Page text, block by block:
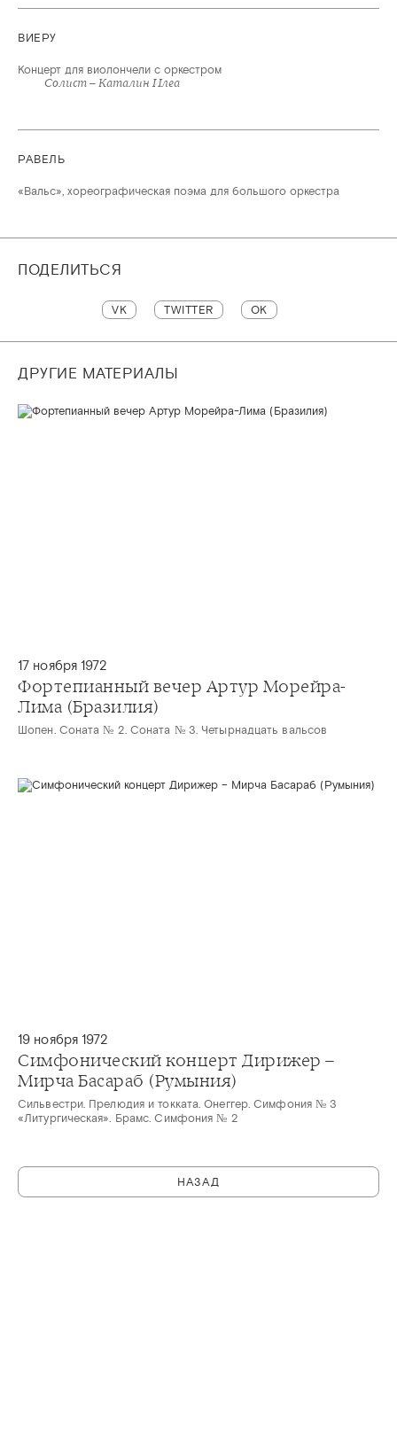
ВИЕРУ
Концерт для виолончели с оркестром
Солист – Каталин Илеа
РАВЕЛЬ
«Вальс», хореографическая поэма для большого оркестра
ПОДЕЛИТЬСЯ
VK TWITTER OK
ДРУГИЕ МАТЕРИАЛЫ
17 ноября 1972
Фортепианный вечер Артур Морейра-
Лима (Бразилия)
Шопен. Соната № 2. Соната № 3. Четырнадцать вальсов
19 ноября 1972
Симфонический концерт Дирижер –
Мирча Басараб (Румыния)
Сильвестри. Прелюдия и токката. Онеггер. Симфония № 3
«Литургическая». Брамс. Симфония № 2
НАЗАД